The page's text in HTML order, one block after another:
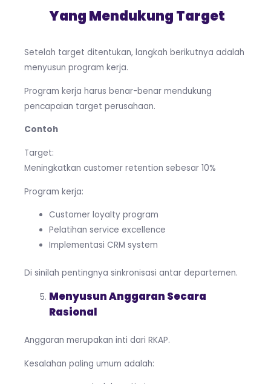
Yang Mendukung Target
Setelah target ditentukan, langkah berikutnya adalah
menyusun program kerja.
Program kerja harus benar-benar mendukung
pencapaian target perusahaan.
Contoh
Target:
Meningkatkan customer retention sebesar 10%
Program kerja:
Customer loyalty program
Pelatihan service excellence
Implementasi CRM system
Di sinilah pentingnya sinkronisasi antar departemen.
Menyusun Anggaran Secara
Rasional
Anggaran merupakan inti dari RKAP.
Kesalahan paling umum adalah: